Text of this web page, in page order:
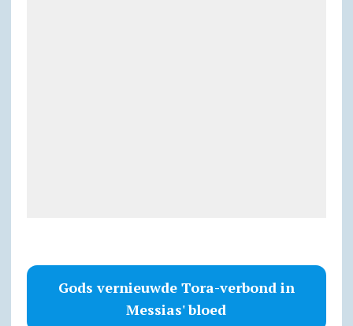
Gods vernieuwde Tora-verbond in
Messias' bloed